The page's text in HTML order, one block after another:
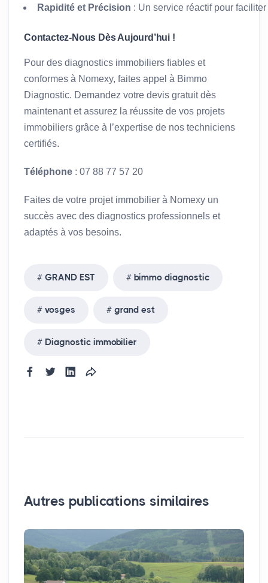
Rapidité et Précision : Un service réactif pour
Contactez-Nous Dès Aujourd’hui !
Pour des diagnostics immobiliers fiables et
conformes à Nomexy, faites appel à Bimmo
Diagnostic. Demandez votre devis gratuit dès
maintenant et assurez la réussite de vos projets
immobiliers grâce à l’expertise de nos techniciens
certifiés.
Téléphone : 07 88 77 57 20
Faites de votre projet immobilier à Nomexy un
succès avec des diagnostics professionnels et
adaptés à vos besoins.
GRAND EST bimmo diagnostic
vosges grand est
Diagnostic immobilier
Autres publications similaires